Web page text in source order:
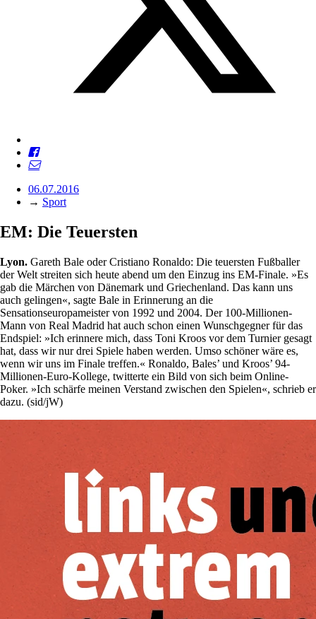
06.07.2016
→ Sport
EM: Die Teuersten
Lyon. Gareth Bale oder Cristiano Ronaldo: Die teuersten Fußballer
der Welt streiten sich heute abend um den Einzug ins EM-Finale. »Es
gab die Märchen von Dänemark und Griechenland. Das kann uns
auch gelingen«, sagte Bale in Erinnerung an die
Sensationseuropameister von 1992 und 2004. Der 100-Millionen-
Mann von Real Madrid hat auch schon einen Wunschgegner für das
Endspiel: »Ich erinnere mich, dass Toni Kroos vor dem Turnier gesagt
hat, dass wir nur drei Spiele haben werden. Umso schöner wäre es,
wenn wir uns im Finale treffen.« Ronaldo, Bales’ und Kroos’ 94-
Millionen-Euro-Kollege, twitterte ein Bild von sich beim Online-
Poker. »Ich schärfe meinen Verstand zwischen den Spielen«, schrieb er
dazu. (sid/jW)